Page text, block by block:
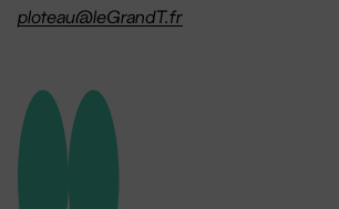
ploteau@leGrandT.fr